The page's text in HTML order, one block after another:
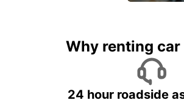
Why renting
24 hour roadside